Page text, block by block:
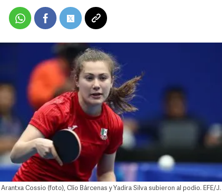
Arantxa Cossio (foto), Clío Bárcenas y Yadira Silva subieron al podio. EFE/J.